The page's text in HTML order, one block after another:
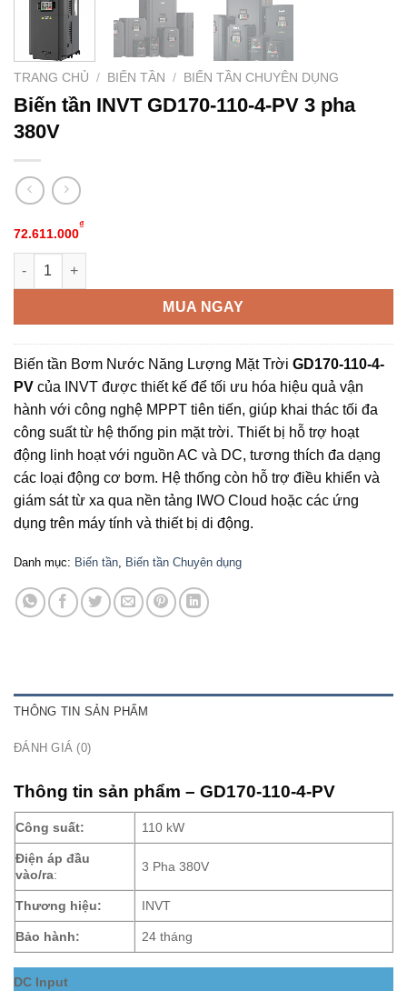
TRANG CHỦ / BIẾN TẦN / BIẾN TẦN CHUYÊN DỤNG
Biến tần INVT GD170-110-4-PV 3 pha
380V
72.611.000
₫
Biến tần INVT GD170-110-4-PV 3 pha 380V số lượng
MUA NGAY
Alternative:
Biến tần Bơm Nước Năng Lượng Mặt Trời GD170-110-4-
PV của INVT được thiết kế để tối ưu hóa hiệu quả vận
hành với công nghệ MPPT tiên tiến, giúp khai thác tối đa
công suất từ hệ thống pin mặt trời. Thiết bị hỗ trợ hoạt
động linh hoạt với nguồn AC và DC, tương thích đa dạng
các loại động cơ bơm. Hệ thống còn hỗ trợ điều khiển và
giám sát từ xa qua nền tảng IWO Cloud hoặc các ứng
dụng trên máy tính và thiết bị di động.
Danh mục: Biến tần Biến tần Chuyên dụng
THÔNG TIN SẢN PHẨM
ĐÁNH GIÁ (0)
Thông tin sản phẩm – GD170-110-4-PV
Công suất: 110 kW
Điện áp đầu
vào/ra:
3 Pha 380V
Thương hiệu: INVT
Bảo hành: 24 tháng
DC Input